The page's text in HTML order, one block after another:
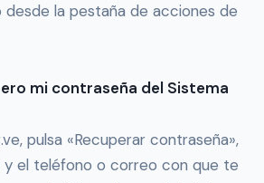
desde la pestaña de acciones de
mi contraseña del Sistema
pulsa «Recuperar contraseña»,
y el teléfono o correo con que te